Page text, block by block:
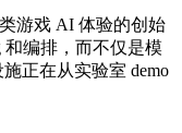
游戏 AI 体验的创始
和编排，而不仅是模
正在从实验室 demo